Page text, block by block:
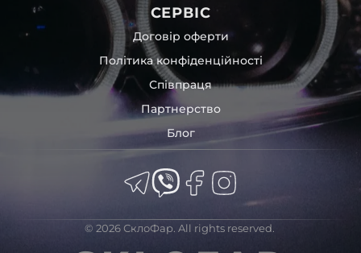
представлених на сайті.
Якщо ви шукаєте такі послуги, як заміна скла фари,
розпакування та перепакування фар, відновлення та
ремонт фар, заміна лінз Xenon LED BI-LED, ремонт скла,
корпусу та кріплення фари, налаштування світла,
коригування, діагностика та полірування фари, наші
партнерські сервіси готові надати допомогу по всій
тисячі задоволених клієнтів. Розмаїття вибору, постійна
наявність на складі, свіжі поступлення, доступна ціна,
Із часом передня фара Jaguar може мати такі
СЕРВІС
Договір оферти
Політика конфіденційності
Співпраця
Партнерство
Блог
© 2026 СклоФар. All rights reserved.